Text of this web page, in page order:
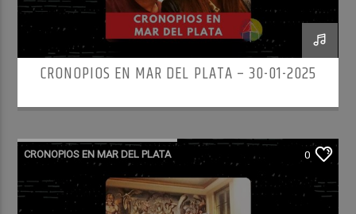
CRONOPIOS EN MAR DEL PLATA – 30-01-2025
CRONOPIOS EN MAR DEL PLATA 0